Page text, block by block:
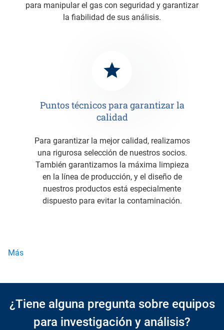
para manipular el gas con seguridad y garantizar
la fiabilidad de sus análisis.
Puntos técnicos para garantizar la
calidad
Para garantizar la mejor calidad, realizamos
una rigurosa selección de nuestros socios.
También garantizamos la máxima limpieza
en la línea de producción, y el diseño de
nuestros productos está especialmente
dispuesto para evitar la contaminación.
Más
¿Tiene alguna pregunta sobre equipos
para investigación y análisis?